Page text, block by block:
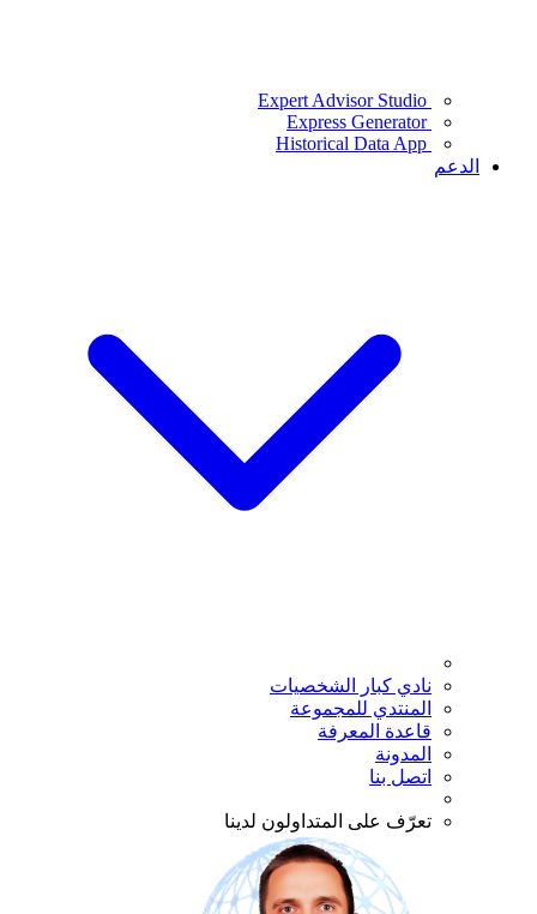
Expert Advisor Studio
Express Generator
Historical Data App
الدعم
نادي كبار الشخصيات
المنتدي للمجموعة
قاعدة المعرفة
المدونة
اتصل بنا
تعرّف على المتداولون لدينا